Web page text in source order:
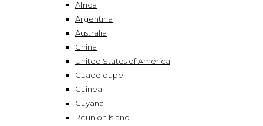
Africa
Argentina
Australia
China
United States of América
Guadeloupe
Guinea
Guyana
Reunion Island